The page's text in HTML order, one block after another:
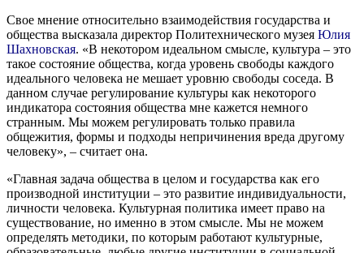
Свое мнение относительно взаимодействия государства и
общества высказала директор Политехнического музея Юлия
Шахновская. «В некотором идеальном смысле, культура – это
такое состояние общества, когда уровень свободы каждого
идеального человека не мешает уровню свободы соседа. В
данном случае регулирование культуры как некоторого
индикатора состояния общества мне кажется немного
странным. Мы можем регулировать только правила
общежития, формы и подходы непричинения вреда другому
человеку», – считает она.
«Главная задача общества в целом и государства как его
производной институции – это развитие индивидуальности,
личности человека. Культурная политика имеет право на
существование, но именно в этом смысле. Мы не можем
определять методики, по которым работают культурные,